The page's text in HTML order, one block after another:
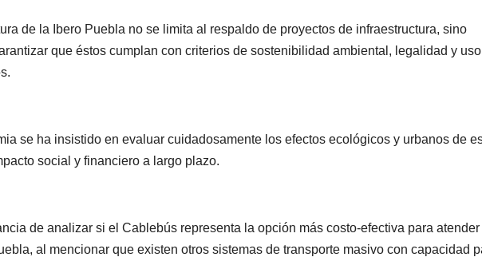
de la Ibero Puebla no se limita al respaldo de proyectos de infraestructura, sino
que éstos cumplan con criterios de sostenibilidad ambiental, legalidad y uso
se ha insistido en evaluar cuidadosamente los efectos ecológicos y urbanos de
social y financiero a largo plazo.
de analizar si el Cablebús representa la opción más costo-efectiva para atender
al mencionar que existen otros sistemas de transporte masivo con capacidad
Sheinbaum